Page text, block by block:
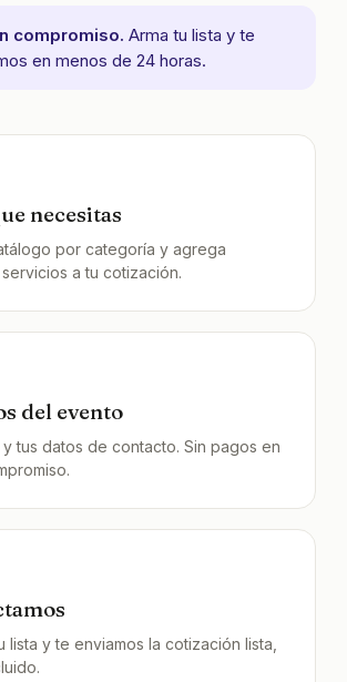
compromiso. Arma tu lista y te
en menos de 24 horas.
necesitas
por categoría y agrega
a tu cotización.
del evento
y tus datos de contacto. Sin pagos en
lista y te enviamos la cotización lista,